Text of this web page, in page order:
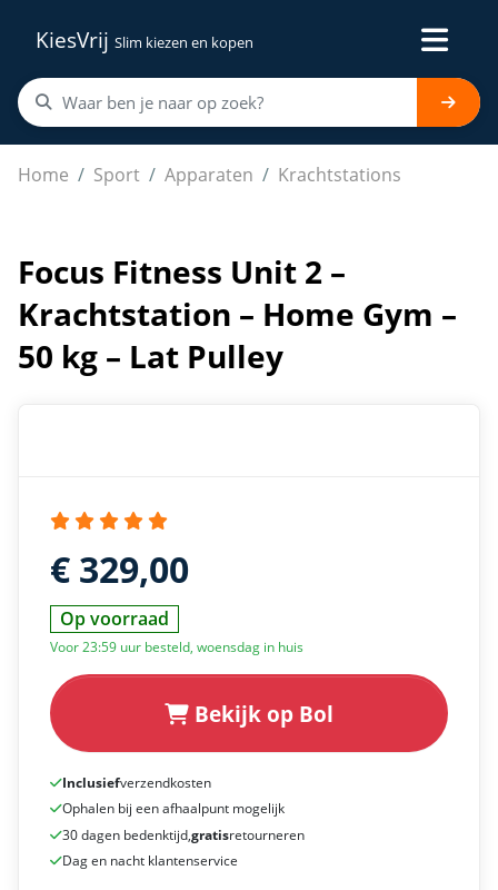
KiesVrij Slim kiezen en kopen
Home Sport Apparaten Krachtstations
Focus Fitness Unit 2 – Krachtstation – Home Gym – 50
Focus Fitness Unit 2 –
Krachtstation – Home Gym –
50 kg – Lat Pulley
€ 329,00
Op voorraad
Voor 23:59 uur besteld, woensdag in huis
Bekijk op Bol
Inclusiefverzendkosten
Ophalen bij een afhaalpunt mogelijk
30 dagen bedenktijd,gratisretourneren
Dag en nacht klantenservice